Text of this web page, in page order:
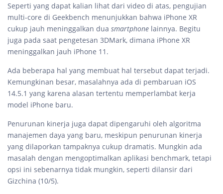
Seperti yang dapat kalian lihat dari video di atas, pengujian
multi-core di Geekbench menunjukkan bahwa iPhone XR
cukup jauh meninggalkan dua smartphone lainnya. Begitu
juga pada saat pengetesan 3DMark, dimana iPhone XR
meninggalkan jauh iPhone 11.
Ada beberapa hal yang membuat hal tersebut dapat terjadi.
Kemungkinan besar, masalahnya ada di pembaruan iOS
14.5.1 yang karena alasan tertentu memperlambat kerja
model iPhone baru.
Penurunan kinerja juga dapat dipengaruhi oleh algoritma
manajemen daya yang baru, meskipun penurunan kinerja
yang dilaporkan tampaknya cukup dramatis. Mungkin ada
masalah dengan mengoptimalkan aplikasi benchmark, tetapi
opsi ini sebenarnya tidak mungkin, seperti dilansir dari
Gizchina (10/5).